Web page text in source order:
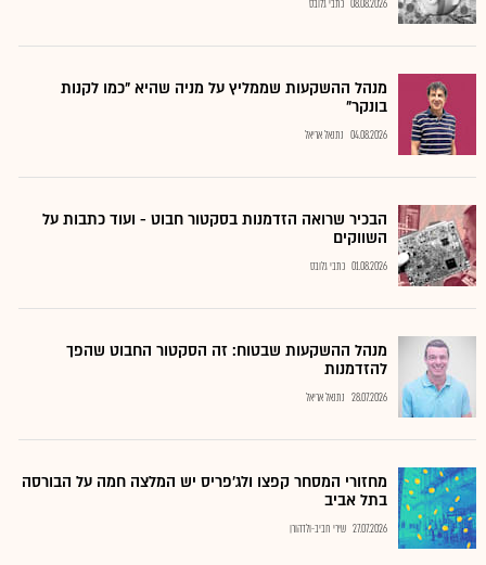
08.08.2026 כתבי גלובס
מנהל ההשקעות שממליץ על מניה שהיא "כמו לקנות
בונקר"
04.08.2026 נתנאל אריאל
הבכיר שרואה הזדמנות בסקטור חבוט - ועוד כתבות על
השווקים
01.08.2026 כתבי גלובס
מנהל ההשקעות שבטוח: זה הסקטור החבוט שהפך
להזדמנות
28.07.2026 נתנאל אריאל
מחזורי המסחר קפצו ולג'פריס יש המלצה חמה על הבורסה
בתל אביב
27.07.2026 שירי חביב-ולדהורן